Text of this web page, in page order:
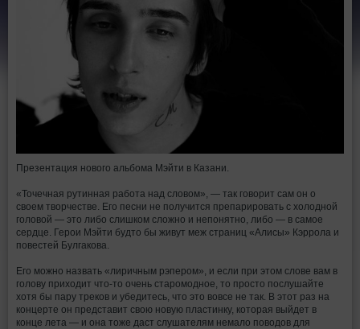
Презентация нового альбома Мэйти в Казани.
«Точечная рутинная работа над словом», — так говорит сам он о
своем творчестве. Его песни не получится препарировать с холодной
головой — это либо слишком сложно и непонятно, либо — в самое
сердце. Герои Мэйти будто бы живут меж страниц «Алисы» Кэррола и
повестей Булгакова.
Его можно назвать «лиричным рэпером», и если при этом слове вам в
голову приходит что-то очень старомодное, то просто послушайте
хотя бы пару треков и убедитесь, что это вовсе не так. В этот раз на
концерте он представит свою новую пластинку, которая выйдет в
конце лета — и она тоже даст слушателям немало поводов для